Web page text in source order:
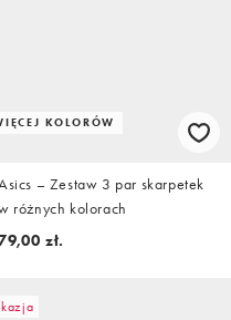
KOLORÓW
– Zestaw 3 par skarpetek
różnych kolorach
zł.